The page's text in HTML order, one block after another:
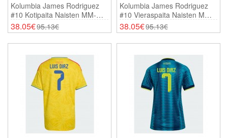
Kolumbia James Rodriguez
#10 Kotipaita Naisten MM-
Kisat 2026 Lyhythihainen
38.05€95.13€
Kolumbia James Rodriguez
#10 Vieraspaita Naisten MM-
Kisat 2026 Lyhythihainen
38.05€95.13€